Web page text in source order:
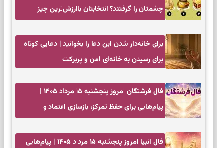
چشمتان را گرفتند؟ انتخابتان باارزش‌ترین چیز
برای خانه‌دار شدن این دعا را بخوانید | دعایی کوتاه
برای رسیدن به خانه‌ای امن و پربرکت
فال فرشتگان امروز پنجشنبه ۱۵ مرداد ۱۴۰۵ |
پیام‌هایی برای حفظ تمرکز، بازسازی اعتماد و
فال انبیا امروز پنجشنبه ۱۵ مرداد ۱۴۰۵ | پیام‌هایی